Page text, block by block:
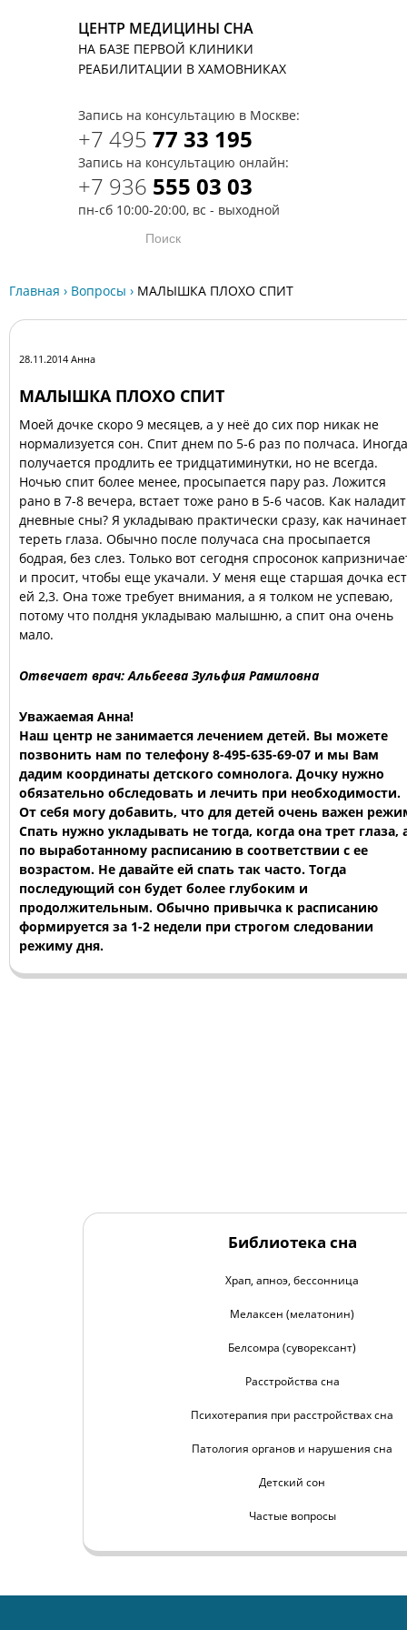
ЦЕНТР МЕДИЦИНЫ СНА
НА БАЗЕ ПЕРВОЙ КЛИНИКИ
РЕАБИЛИТАЦИИ В ХАМОВНИКАХ
Запись на консультацию в Москве:
+7 495 77 33 195
Запись на консультацию онлайн:
+7 936 555 03 03
пн-сб 10:00-20:00, вс - выходной
Главная › Вопросы › МАЛЫШКА ПЛОХО СПИТ
28.11.2014 Анна
МАЛЫШКА ПЛОХО СПИТ
Моей дочке скоро 9 месяцев, а у неё до сих пор никак не
нормализуется сон. Спит днем по 5-6 раз по полчаса. Иногда
получается продлить ее тридцатиминутки, но не всегда.
Ночью спит более менее, просыпается пару раз. Ложится
рано в 7-8 вечера, встает тоже рано в 5-6 часов. Как
дневные сны? Я укладываю практически сразу, как начинает
тереть глаза. Обычно после получаса сна просыпается
бодрая, без слез. Только вот сегодня спросонок
и просит, чтобы еще укачали. У меня еще старшая дочка
ей 2,3. Она тоже требует внимания, а я толком не успеваю,
потому что полдня укладываю малышню, а спит она очень
мало.
Отвечает врач: Альбеева Зульфия Рамиловна
Уважаемая Анна!
Наш центр не занимается лечением детей. Вы можете
позвонить нам по телефону 8-495-635-69-07 и мы Вам
дадим координаты детского сомнолога. Дочку нужно
обязательно обследовать и лечить при необходимости.
От себя могу добавить, что для детей очень важен
Спать нужно укладывать не тогда, когда она трет глаза,
по выработанному расписанию в соответствии с ее
возрастом. Не давайте ей спать так часто. Тогда
последующий сон будет более глубоким и
продолжительным. Обычно привычка к расписанию
формируется за 1-2 недели при строгом следовании
режиму дня.
Библиотека сна
Храп, апноэ, бессонница
Мелаксен (мелатонин)
Белсомра (суворексант)
Расстройства сна
Психотерапия при расстройствах сна
Патология органов и нарушения сна
Детский сон
Частые вопросы